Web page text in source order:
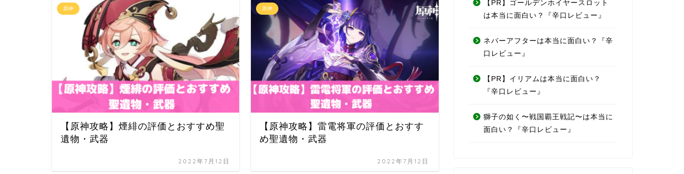
原神
【原神攻略】煙緋の評価とおすすめ聖
遺物・武器
2022年7月12日
原神
【原神攻略】雷電将軍の評価とおすす
め聖遺物・武器
2022年7月12日
【PR】ゴールデンホイヤースロット
は本当に面白い？『辛口レビュー』
ネバーアフターは本当に面白い？『辛
口レビュー』
【PR】イリアムは本当に面白い？
『辛口レビュー』
獅子の如く〜戦国覇王戦記〜は本当に
面白い？『辛口レビュー』